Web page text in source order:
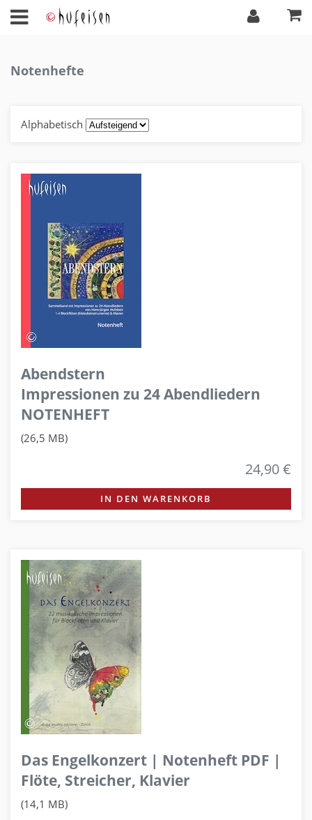
Notenhefte
Alphabetisch
Abendstern
Impressionen zu 24 Abendliedern
NOTENHEFT
(26,5 MB)
24,90 €
IN DEN WARENKORB
Das Engelkonzert | Notenheft PDF |
Flöte, Streicher, Klavier
(14,1 MB)